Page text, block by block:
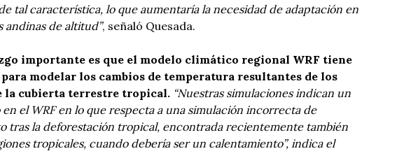
tal característica, lo que aumentaría la necesidad de adaptación en
andinas de altitud”, señaló Quesada.
importante es que el modelo climático regional WRF tiene
modelar los cambios de temperatura resultantes de los
la cubierta terrestre tropical. “Nuestras simulaciones indican un
en el WRF en lo que respecta a una simulación incorrecta de
tras la deforestación tropical, encontrada recientemente también
tropicales, cuando debería ser un calentamiento”, indica el